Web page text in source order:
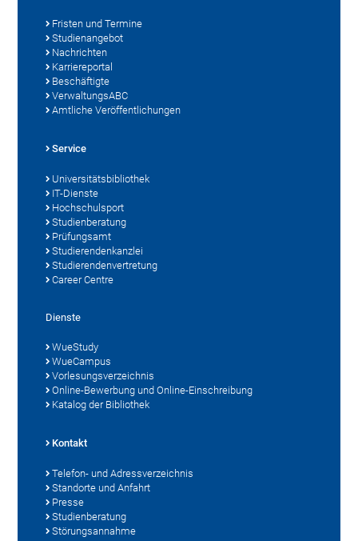
Fristen und Termine
Studienangebot
Nachrichten
Karriereportal
Beschäftigte
VerwaltungsABC
Amtliche Veröffentlichungen
Service
Universitätsbibliothek
IT-Dienste
Hochschulsport
Studienberatung
Prüfungsamt
Studierendenkanzlei
Studierendenvertretung
Career Centre
Dienste
WueStudy
WueCampus
Vorlesungsverzeichnis
Online-Bewerbung und Online-Einschreibung
Katalog der Bibliothek
Kontakt
Telefon- und Adressverzeichnis
Standorte und Anfahrt
Presse
Studienberatung
Störungsannahme